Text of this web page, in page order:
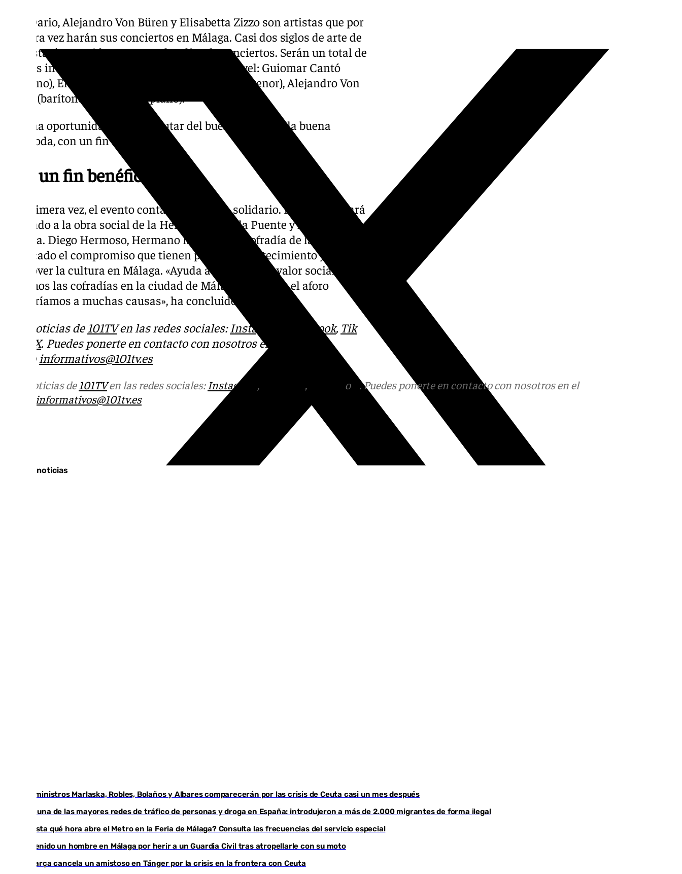
José Dario, Alejandro Von Büren y Elisabetta Zizzo son artistas que por
primera vez harán sus conciertos en Málaga. Casi dos siglos de arte de
arte estarán reunidos en estos dos días de conciertos. Serán un total de
17 arias interpretadas por artistas de primer nivel: Guiomar Cantó
(soprano), Elisabetta Zizzo (soprano), José Darío (tenor), Alejandro Von
Büren (barítono) y Aylin Pla (piano).
una oportunidad para disfrutar del buen canto y de la buena
moda, con un fin benéfico
Con un fin benéfico
Por primera vez, el evento contará con un fin solidario. El evento estará
dedicado a la obra social de la Hermandad de la Puente y la
Paloma. Diego Hermoso, Hermano Mayor de la cofradía de la Paloma, ha
destacado el compromiso que tienen por este acontecimiento y por
promover la cultura en Málaga. «Ayuda a promover el valor social que
hacemos las cofradías en la ciudad de Málaga, llenando el aforo
ayudaríamos a muchas causas», ha concluido.
Más noticias de 101TVen las redes sociales:Instagram Facebook, Tik
X. Puedes ponerte en contacto con nosotros en el
correo informativos@101tv.es
Más noticias de101TVen las redes sociales:Instagram , , o
. Puedes ponerte en contacto con nosotros en el
informativos@101tv.es
Últimas noticias
Los ministros Marlaska, Robles, Bolaños y Albares comparecerán por las crisis de Ceuta casi un mes después
Cae una de las mayores redes de tráfico de personas y droga en España: introdujeron a más de 2.000 migrantes de forma ilegal
¿Hasta qué hora abre el Metro en la Feria de Málaga? Consulta las frecuencias del servicio especial
Detenido un hombre en Málaga por herir a un Guardia Civil tras atropellarle con su moto
El Barça cancela un amistoso en Tánger por la crisis en la frontera con Ceuta